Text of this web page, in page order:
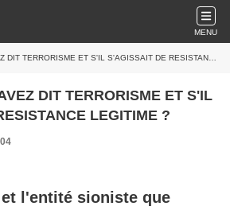
MENU
TERRORISME ET S'IL S'AGISSAIT DE RESISTANCE LEGITIME ?
DIT TERRORISME ET S'IL
LEGITIME ?
l'entité sioniste que